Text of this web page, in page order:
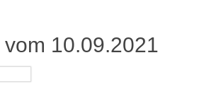
10.09.2021